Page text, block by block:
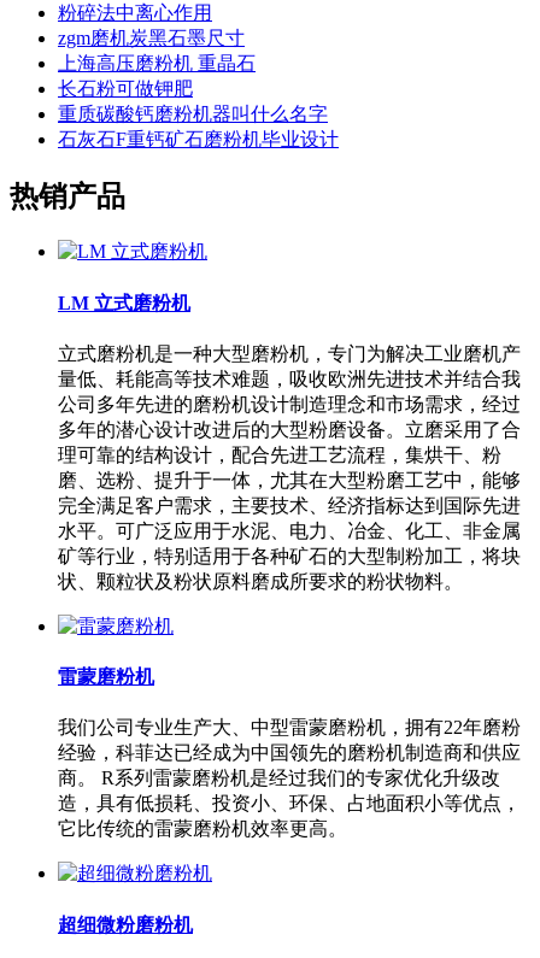
粉碎法中离心作用
zgm磨机炭黑石墨尺寸
上海高压磨粉机 重晶石
长石粉可做钾肥
重质碳酸钙磨粉机器叫什么名字
石灰石F重钙矿石磨粉机毕业设计
热销产品
LM 立式磨粉机
立式磨粉机是一种大型磨粉机，专门为解决工业磨机产
量低、耗能高等技术难题，吸收欧洲先进技术并结合我
公司多年先进的磨粉机设计制造理念和市场需求，经过
多年的潜心设计改进后的大型粉磨设备。立磨采用了合
理可靠的结构设计，配合先进工艺流程，集烘干、粉
磨、选粉、提升于一体，尤其在大型粉磨工艺中，能够
完全满足客户需求，主要技术、经济指标达到国际先进
水平。可广泛应用于水泥、电力、冶金、化工、非金属
矿等行业，特别适用于各种矿石的大型制粉加工，将块
状、颗粒状及粉状原料磨成所要求的粉状物料。
雷蒙磨粉机
我们公司专业生产大、中型雷蒙磨粉机，拥有22年磨粉
经验，科菲达已经成为中国领先的磨粉机制造商和供应
商。 R系列雷蒙磨粉机是经过我们的专家优化升级改
造，具有低损耗、投资小、环保、占地面积小等优点，
它比传统的雷蒙磨粉机效率更高。
超细微粉磨粉机